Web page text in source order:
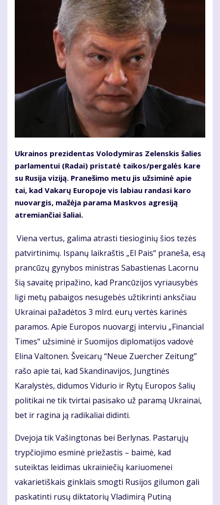
Ukrainos prezidentas Volodymiras Zelenskis šalies
parlamentui (Radai) pristatė taikos/pergalės kare
su Rusija viziją. Pranešimo metu jis užsiminė apie
tai, kad Vakarų Europoje vis labiau randasi karo
nuovargis, mažėja parama Maskvos agresiją
atremiančiai šaliai.
Viena vertus, galima atrasti tiesioginių šios tezės
patvirtinimų. Ispanų laikraštis „El Pais“ praneša, esą
prancūzų gynybos ministras Sabastienas Lacornu
šią savaitę pripažino, kad Prancūzijos vyriausybės
ligi metų pabaigos nesugebės užtikrinti anksčiau
Ukrainai pažadėtos 3 mlrd. eurų vertės karinės
paramos. Apie Europos nuovargį interviu „Financial
Times“ užsiminė ir Suomijos diplomatijos vadovė
Elina Valtonen. Šveicarų “Neue Zuercher Zeitung”
rašo apie tai, kad Skandinavijos, Jungtinės
Karalystės, didumos Vidurio ir Rytų Europos šalių
politikai ne tik tvirtai pasisako už paramą Ukrainai,
bet ir ragina ją radikaliai didinti.
Dvejoja tik Vašingtonas bei Berlynas. Pastarųjų
trypčiojimo esminė priežastis – baimė, kad
suteiktas leidimas ukrainiečių kariuomenei
vakarietiškais ginklais smogti Rusijos gilumon gali
paskatinti rusų diktatorių Vladimirą Putiną